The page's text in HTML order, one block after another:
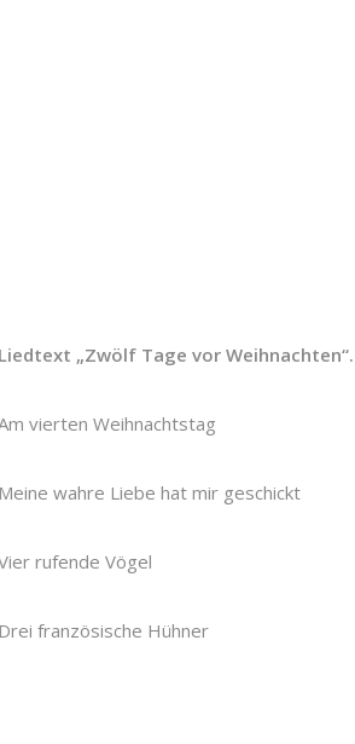
Liedtext „Zwölf Tage vor Weihnachten“.
vierten Weihnachtstag
Meine wahre Liebe hat mir geschickt
rufende Vögel
Drei französische Hühner